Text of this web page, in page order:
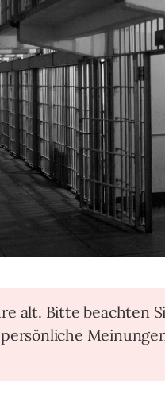
alt. Bitte beachten